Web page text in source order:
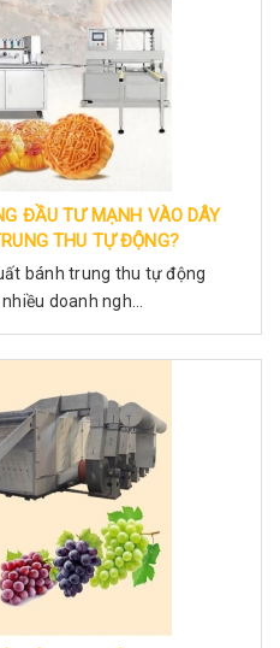
ĐẦU TƯ MẠNH VÀO DÂY
THU TỰ ĐỘNG?
bánh trung thu tự động
doanh ngh...